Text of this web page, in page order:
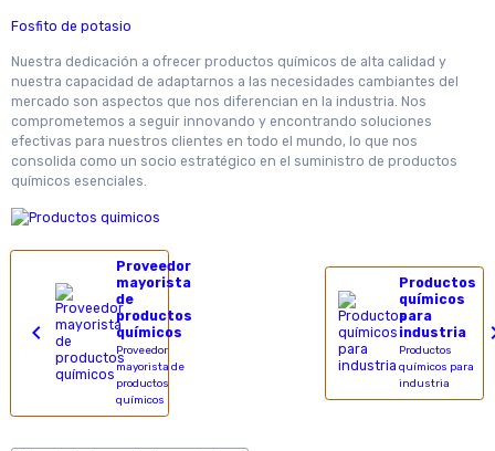
Fosfito de potasio
Nuestra dedicación a ofrecer productos químicos de alta calidad y
nuestra capacidad de adaptarnos a las necesidades cambiantes del
mercado son aspectos que nos diferencian en la industria. Nos
comprometemos a seguir innovando y encontrando soluciones
efectivas para nuestros clientes en todo el mundo, lo que nos
consolida como un socio estratégico en el suministro de productos
químicos esenciales.
Proveedor
mayorista
de
productos
químicos
Proveedor
mayorista de
productos
químicos
Productos
químicos
para
industria
Productos
químicos para
industria